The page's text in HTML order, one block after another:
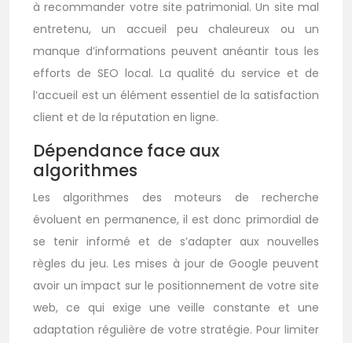
à recommander votre site patrimonial. Un site mal
entretenu, un accueil peu chaleureux ou un
manque d’informations peuvent anéantir tous les
efforts de SEO local. La qualité du service et de
l’accueil est un élément essentiel de la satisfaction
client et de la réputation en ligne.
Dépendance face aux
algorithmes
Les algorithmes des moteurs de recherche
évoluent en permanence, il est donc primordial de
se tenir informé et de s’adapter aux nouvelles
règles du jeu. Les mises à jour de Google peuvent
avoir un impact sur le positionnement de votre site
web, ce qui exige une veille constante et une
adaptation régulière de votre stratégie. Pour limiter